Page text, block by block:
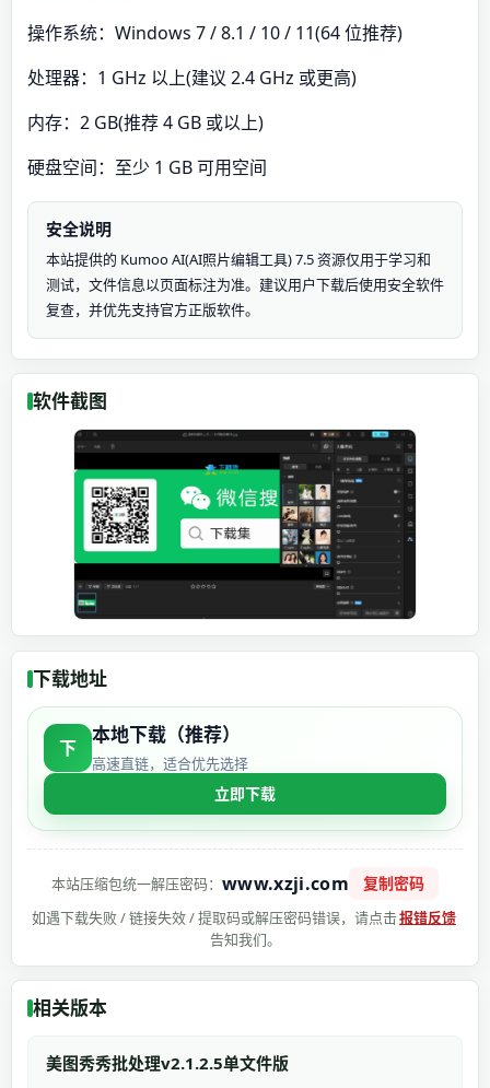
操作系统：Windows 7 / 8.1 / 10 / 11(64 位推荐)
处理器：1 GHz 以上(建议 2.4 GHz 或更高)
内存：2 GB(推荐 4 GB 或以上)
硬盘空间：至少 1 GB 可用空间
安全说明
本站提供的 Kumoo AI(AI照片编辑工具) 7.5 资源仅用于学习和
测试，文件信息以页面标注为准。建议用户下载后使用安全软件
复查，并优先支持官方正版软件。
软件截图
下载地址
下
本地下载（推荐）
高速直链，适合优先选择
立即下载
本站压缩包统一解压密码：www.xzji.com 复制密码
如遇下载失败 / 链接失效 / 提取码或解压密码错误，请点击报错反馈
告知我们。
相关版本
美图秀秀批处理v2.1.2.5单文件版